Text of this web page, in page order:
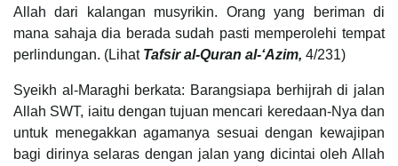
Allah dari kalangan musyrikin. Orang yang beriman di
mana sahaja dia berada sudah pasti memperolehi tempat
perlindungan. (Lihat Tafsir al-Quran al-‘Azim, 4/231)
Syeikh al-Maraghi berkata: Barangsiapa berhijrah di jalan
Allah SWT, iaitu dengan tujuan mencari keredaan-Nya dan
untuk menegakkan agamanya sesuai dengan kewajipan
bagi dirinya selaras dengan jalan yang dicintai oleh Allah